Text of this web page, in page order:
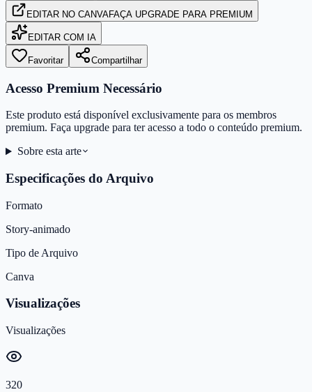
EDITAR NO CANVAFAÇA UPGRADE PARA PREMIUM
EDITAR COM IA
Favoritar Compartilhar
Acesso Premium Necessário
Este produto está disponível exclusivamente para os membros
premium. Faça upgrade para ter acesso a todo o conteúdo premium.
Sobre esta arte
Especificações do Arquivo
Formato
Story-animado
Tipo de Arquivo
Canva
Visualizações
Visualizações
320